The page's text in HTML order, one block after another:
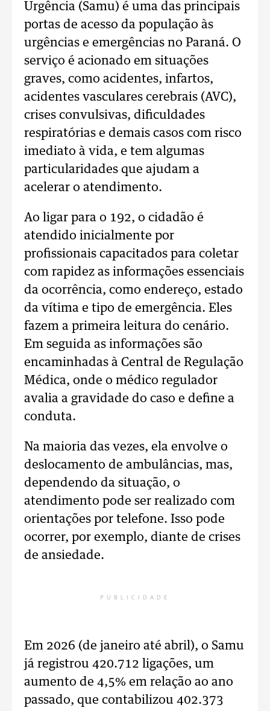
Urgência (Samu) é uma das principais
portas de acesso da população às
urgências e emergências no Paraná. O
serviço é acionado em situações
graves, como acidentes, infartos,
acidentes vasculares cerebrais (AVC),
crises convulsivas, dificuldades
respiratórias e demais casos com risco
imediato à vida, e tem algumas
particularidades que ajudam a
acelerar o atendimento.
Ao ligar para o 192, o cidadão é
atendido inicialmente por
profissionais capacitados para coletar
com rapidez as informações essenciais
da ocorrência, como endereço, estado
da vítima e tipo de emergência. Eles
fazem a primeira leitura do cenário.
Em seguida as informações são
encaminhadas à Central de Regulação
Médica, onde o médico regulador
avalia a gravidade do caso e define a
conduta.
Na maioria das vezes, ela envolve o
deslocamento de ambulâncias, mas,
dependendo da situação, o
atendimento pode ser realizado com
orientações por telefone. Isso pode
ocorrer, por exemplo, diante de crises
de ansiedade.
PUBLICIDADE
Em 2026 (de janeiro até abril), o Samu
já registrou 420.712 ligações, um
aumento de 4,5% em relação ao ano
passado, que contabilizou 402.373